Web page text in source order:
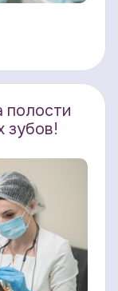
полости
зубов!